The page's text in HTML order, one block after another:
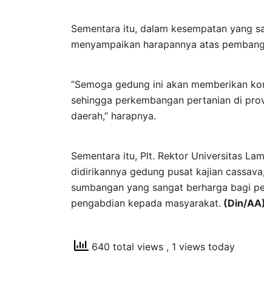
Sementara itu, dalam kesempatan yang
menyampaikan harapannya atas
“Semoga gedung ini akan memberikan
sehingga perkembangan pertanian di
daerah,” harapnya.
Sementara itu, Plt. Rektor Universitas
didirikannya gedung pusat kajian
sumbangan yang sangat berharga bagi
pengabdian kepada masyarakat. (Din/AA)
640 total views , 1 views today